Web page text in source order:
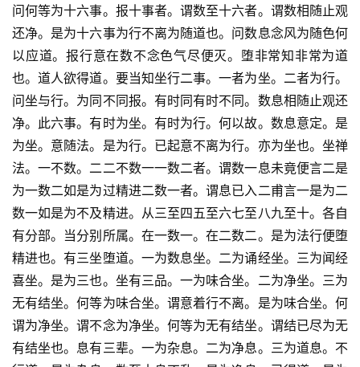
问何等为十六事。报十事者。谓数至十六者。谓数相随止观
还净。是为十六事为行不离为随道也。问数息念风为随色何
以应道。报行意在数不念色气尽便灭。堕非常知非常为道
也。道人欲得道。要当知坐行二事。一者为坐。二者为行。
问坐与行。为同不同报。有时同有时不同。数息相随止观还
净。此六事。有时为坐。有时为行。何以故。数息意定。是
为坐。意随法。是为行。已起意不离为行。亦为坐也。坐禅
法。一不数。二二不数一一数二者。谓数一息未竟便言二是
为一数二如是为过精进二数一者。谓息已入二甫言一是为二
数一如是为不及精进。从三至四五至六七至八九至十。各自
有分部。当分别所属。在一数一。在二数二。是为法行便堕
精进也。有三坐堕道。一为数息坐。二为诵经坐。三为闻经
喜坐。是为三也。坐有三品。一为味合坐。二为净坐。三为
无有结坐。何等为味合坐。谓意着行不离。是为味合坐。何
谓为净坐。谓不念为净坐。何等为无有结坐。谓结已尽为无
有结坐也。息有三辈。一为杂息。二为净息。三为道息。不